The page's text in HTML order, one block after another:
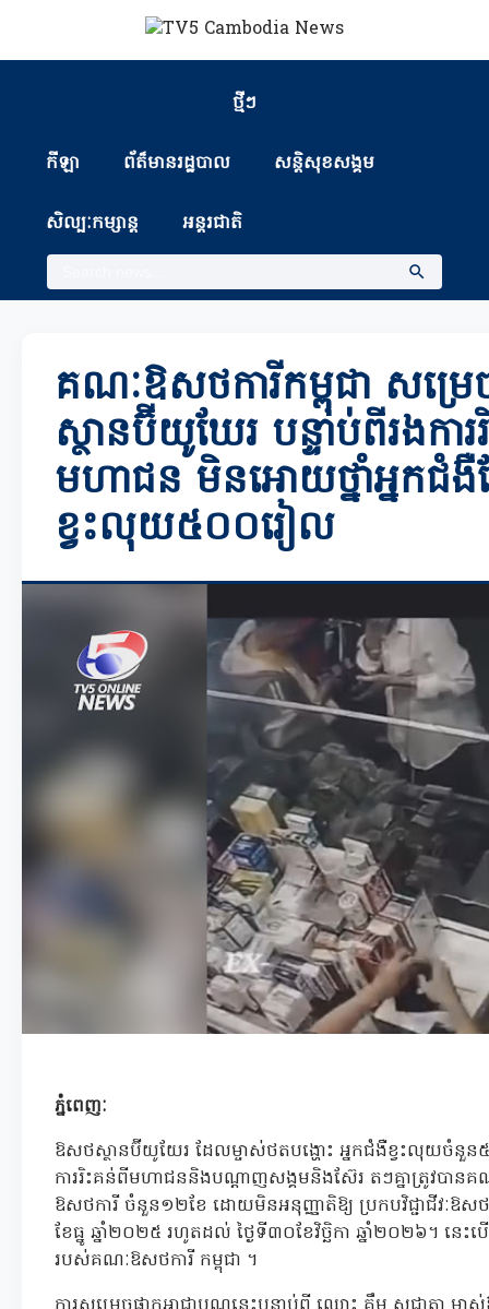
ថ្មីៗ
កីឡា ព័ត៏មានរដ្ឋបាល សន្តិសុខសង្គម
សិល្បៈកម្សាន្ត អន្តរជាតិ
គណៈឱសថការីកម្ពុជា សម្រេ
ស្ថានប៊ីយូឃែរ បន្ទាប់ពីរងកា
មហាជន មិនអោយថ្នាំអ្នកជំ
ខ្វះលុយ៥០០រៀល
ភ្នំពេញៈ
ឱសថស្ថានប៊ីយូយែរ ដែលម្ចាស់ថតបង្ហោះ អ្នកជំងឺខ្វះលុយចំនួន
ការរិះគន់ពីមហាជននិងបណ្ដាញសង្គមនិងស៊ែរ តៗគ្នាត្រូវបានគណ
ឱសថការី ចំនួន១២ខែ ដោយមិនអនុញ្ញាតិឱ្យ ប្រកបវិជ្ជាជីវៈឱសថ
ខែធ្នូ ឆ្នាំ២០២៥ រហូតដល់ ថ្ងៃទី៣០ខែវិច្ឆិកា ឆ្នាំ២០២៦។ នេះ
របស់គណៈឱសថការី កម្ពុជា ។